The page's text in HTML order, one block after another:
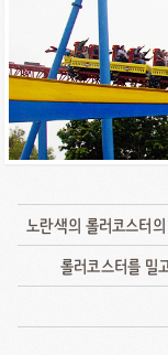
노란색의 롤러코스터
롤러코스터를 밀